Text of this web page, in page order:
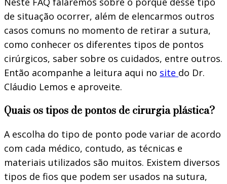
de situação ocorrer, além de elencarmos outros
casos comuns no momento de retirar a sutura,
como conhecer os diferentes tipos de pontos
cirúrgicos, saber sobre os cuidados, entre outros.
Então acompanhe a leitura aqui no site do Dr.
Cláudio Lemos e aproveite.
Quais os tipos de pontos de cirurgia plástica?
A escolha do tipo de ponto pode variar de acordo
com cada médico, contudo, as técnicas e
materiais utilizados são muitos. Existem diversos
tipos de fios que podem ser usados na sutura,